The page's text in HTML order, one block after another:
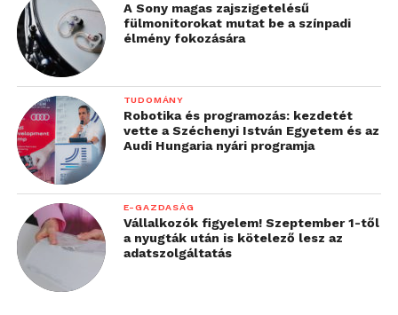
A Sony magas zajszigetelésű
fülmonitorokat mutat be a színpadi
élmény fokozására
TUDOMÁNY
Robotika és programozás: kezdetét
vette a Széchenyi István Egyetem és az
Audi Hungaria nyári programja
E-GAZDASÁG
Vállalkozók figyelem! Szeptember 1-től
a nyugták után is kötelező lesz az
adatszolgáltatás